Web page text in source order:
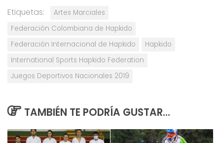
Etiquetas:
Artes Marciales
Federación Colombiana de Hapkido
Federación Internacional de Hapkido
Hapkido
International Sports Hapkido Federation
Juegos Deportivos Nacionales 2019
TAMBIÉN TE PODRÍA GUSTAR...